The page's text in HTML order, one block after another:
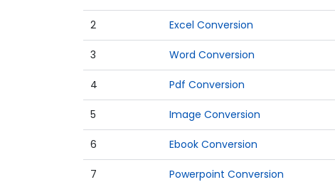
2 Excel Conversion
3 Word Conversion
4 Pdf Conversion
5 Image Conversion
6 Ebook Conversion
7 Powerpoint Conversion